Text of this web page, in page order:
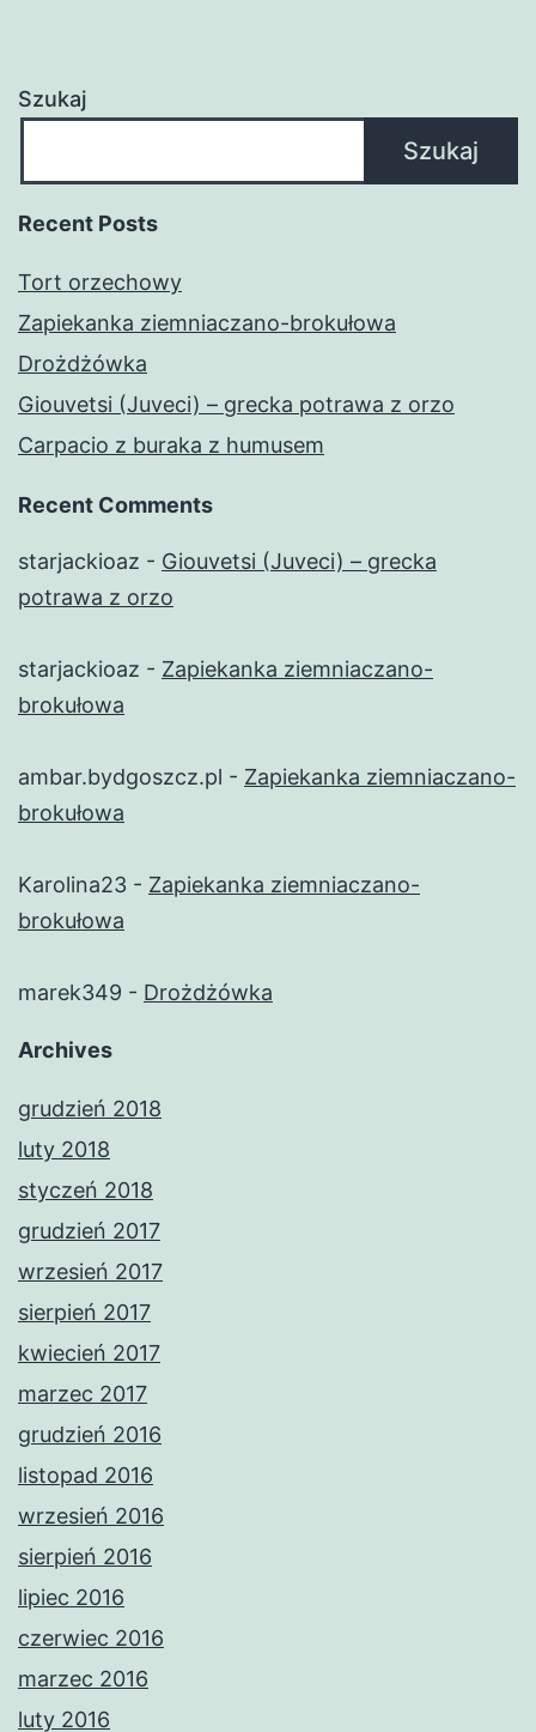
Szukaj
Szukaj
Recent Posts
Tort orzechowy
Zapiekanka ziemniaczano-brokułowa
Drożdżówka
Giouvetsi (Juveci) – grecka potrawa z orzo
Carpacio z buraka z humusem
Recent Comments
starjackioaz - Giouvetsi (Juveci) – grecka
potrawa z orzo
starjackioaz - Zapiekanka ziemniaczano-
brokułowa
ambar.bydgoszcz.pl - Zapiekanka ziemniaczano-
brokułowa
Karolina23 - Zapiekanka ziemniaczano-
brokułowa
marek349 - Drożdżówka
Archives
grudzień 2018
luty 2018
styczeń 2018
grudzień 2017
wrzesień 2017
sierpień 2017
kwiecień 2017
marzec 2017
grudzień 2016
listopad 2016
wrzesień 2016
sierpień 2016
lipiec 2016
czerwiec 2016
marzec 2016
luty 2016